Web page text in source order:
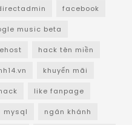
facebook
music beta
hack tên miền
khuyến mãi
like fanpage
mysql ngân khánh